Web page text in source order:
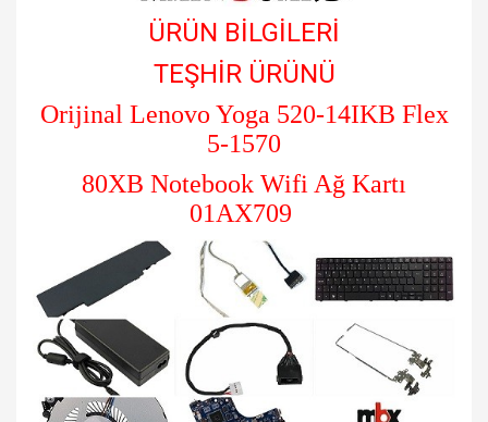
ÜRÜN BİLGİLERİ
TEŞHİR ÜRÜNÜ
Orijinal Lenovo Yoga 520-14IKB Flex
5-1570
80XB Notebook Wifi Ağ Kartı
01AX709